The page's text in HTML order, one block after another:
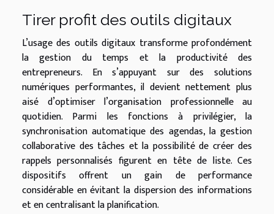
Tirer profit des outils digitaux
L’usage des outils digitaux transforme profondément
la gestion du temps et la productivité des
entrepreneurs. En s’appuyant sur des solutions
numériques performantes, il devient nettement plus
aisé d’optimiser l’organisation professionnelle au
quotidien. Parmi les fonctions à privilégier, la
synchronisation automatique des agendas, la gestion
collaborative des tâches et la possibilité de créer des
rappels personnalisés figurent en tête de liste. Ces
dispositifs offrent un gain de performance
considérable en évitant la dispersion des informations
et en centralisant la planification.